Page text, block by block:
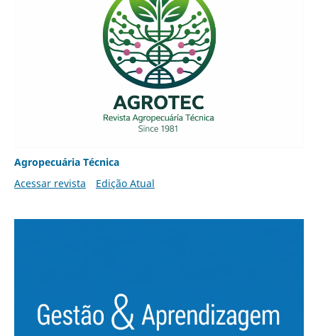
Agropecuária Técnica
Acessar revista
Edição Atual